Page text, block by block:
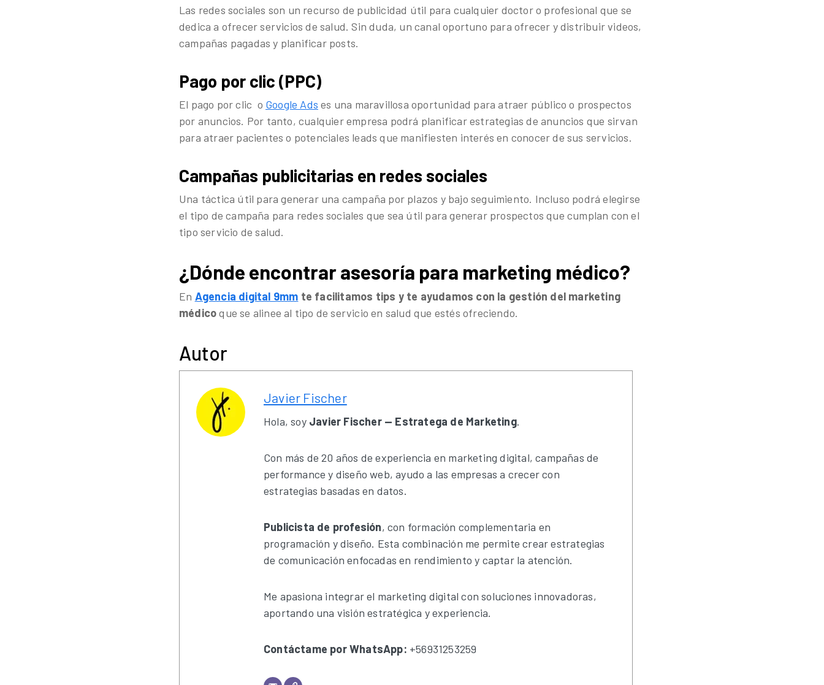
Las redes sociales son un recurso de publicidad útil para cualquier doctor o profesional que se
dedica a ofrecer servicios de salud. Sin duda, un canal oportuno para ofrecer y distribuir videos,
campañas pagadas y planificar posts.
Pago por clic (PPC)
El pago por clic o Google Ads es una maravillosa oportunidad para atraer público o prospectos
por anuncios. Por tanto, cualquier empresa podrá planificar estrategias de anuncios que sirvan
para atraer pacientes o potenciales leads que manifiesten interés en conocer de sus servicios.
Campañas publicitarias en redes sociales
Una táctica útil para generar una campaña por plazos y bajo seguimiento. Incluso podrá elegirse
el tipo de campaña para redes sociales que sea útil para generar prospectos que cumplan con el
tipo servicio de salud.
¿Dónde encontrar asesoría para marketing médico?
En Agencia digital 9mm te facilitamos tips y te ayudamos con la gestión del marketing
médicoque se alinee al tipo de servicio en salud que estés ofreciendo.
Autor
Javier Fischer
Hola, soy Javier Fischer — Estratega de Marketing.
Con más de 20 años de experiencia en marketing digital, campañas de
performance y diseño web, ayudo a las empresas a crecer con
estrategias basadas en datos.
Publicista de profesión, con formación complementaria en
programación y diseño. Esta combinación me permite crear estrategias
de comunicación enfocadas en rendimiento y captar la atención.
Me apasiona integrar el marketing digital con soluciones innovadoras,
aportando una visión estratégica y experiencia.
Contáctame por WhatsApp: +56931253259